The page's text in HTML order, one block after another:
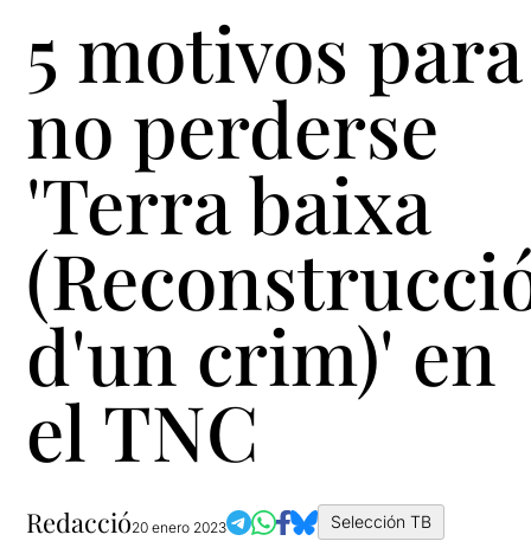
5 motivos para
no perderse
'Terra baixa
d'un crim)' en
el TNC
Redacció20 enero 2023 Selección TB